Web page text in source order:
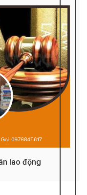
lao động